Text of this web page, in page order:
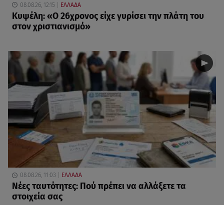
08.08.26, 12:15 ΕΛΛΑΔΑ
Κυψέλη: «Ο 26χρονος είχε γυρίσει την πλάτη του
στον χριστιανισμό»
08.08.26, 11:03 ΕΛΛΑΔΑ
Νέες ταυτότητες: Πού πρέπει να αλλάξετε τα
στοιχεία σας